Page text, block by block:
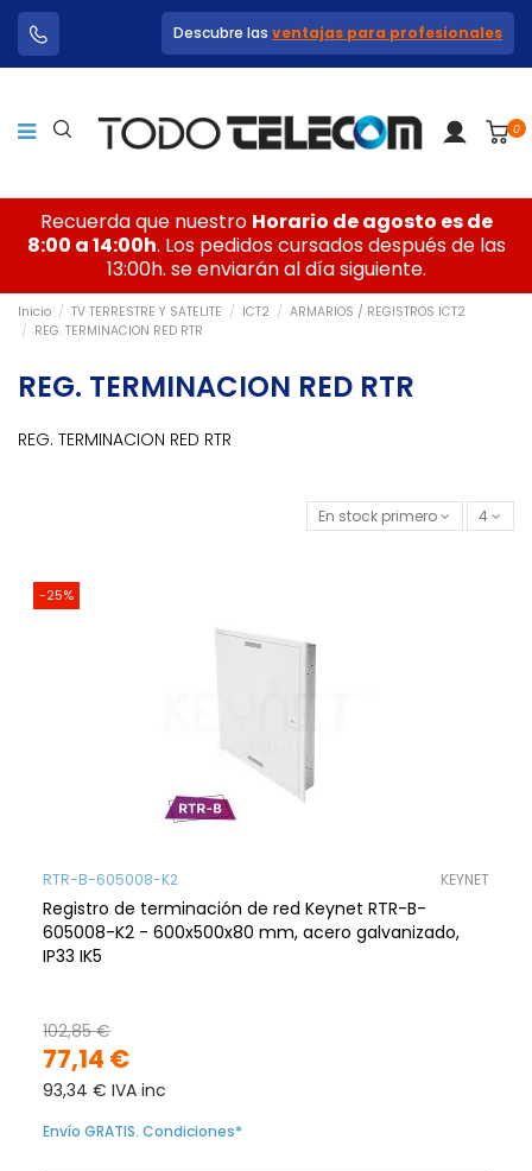
Descubre las ventajas para profesionales
0
Recuerda que nuestro Horario de agosto es de
8:00 a 14:00h. Los pedidos cursados después de las
13:00h. se enviarán al día siguiente.
Inicio TV TERRESTRE Y SATELITE ICT2
ARMARIOS / REGISTROS ICT2
REG. TERMINACION RED RTR
REG. TERMINACION RED RTR
REG. TERMINACION RED RTR
En stock primero 4
-25%
RTR-B-605008-K2 KEYNET
Registro de terminación de red Keynet RTR-B-
605008-K2 - 600x500x80 mm, acero galvanizado,
IP33 IK5
77,14 €
102,85 €
93,34 € IVA inc
Envío GRATIS. Condiciones*